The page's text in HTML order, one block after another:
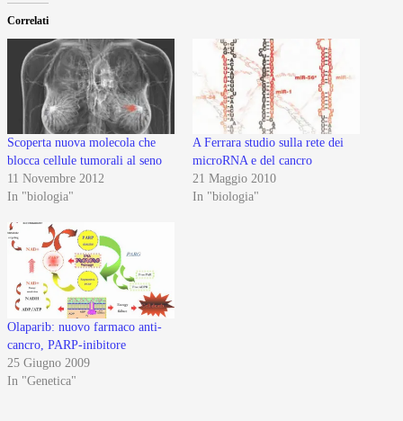
Correlati
Scoperta nuova molecola che
blocca cellule tumorali al seno
11 Novembre 2012
In "biologia"
A Ferrara studio sulla rete dei
microRNA e del cancro
21 Maggio 2010
In "biologia"
Olaparib: nuovo farmaco anti-
cancro, PARP-inibitore
25 Giugno 2009
In "Genetica"